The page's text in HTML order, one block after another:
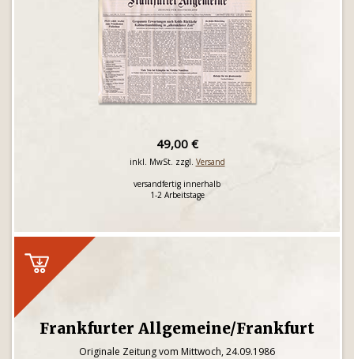
49,00 €
inkl. MwSt. zzgl. Versand
versandfertig innerhalb
1-2 Arbeitstage
Frankfurter Allgemeine/Frankfurt
Originale Zeitung vom Mittwoch, 24.09.1986